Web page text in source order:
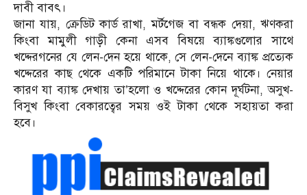
দাবী বাবৎ।
জানা যায়, ক্রেডিট কার্ড রাখা, মর্টগেজ বা বন্ধক দেয়া, ঋণকরা
কিংবা মামুলী গাড়ী কেনা এসব বিষয়ে ব্যাঙ্কগুলোর সাথে
খদ্দেরগনের যে লেন-দেন হয়ে থাকে, সে লেন-দেনে ব্যাঙ্ক প্রত্যেক
খদ্দেরের কাছ থেকে একটি পরিমানে টাকা নিয়ে থাকে। নেয়ার
কারণ যা ব্যাঙ্ক দেখায় তা’হলো ও খদ্দেরের কোন দূর্ঘটনা, অসুখ-
বিসুখ কিংবা বেকারত্বের সময় ওই টাকা থেকে সহায়তা করা
হবে।